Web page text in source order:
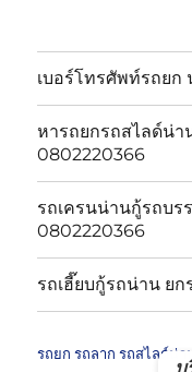
เบอร์โทรศัพท์รถย
หารถยกรถสไลด์น่า
0802220366
รถเครนน่านกู้รถบร
0802220366
รถเฮี๊ยบกู้รถน่าน ย
รถยก รถลาก รถสไลด์น่
บ